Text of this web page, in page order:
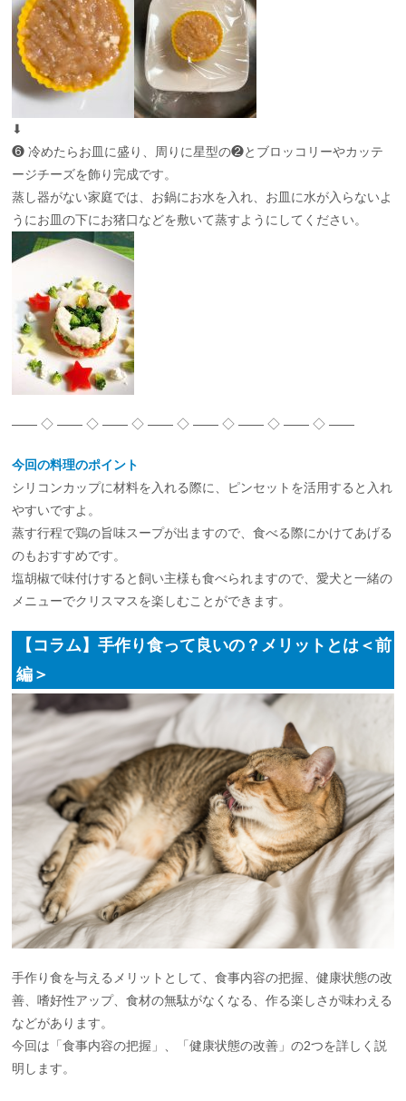
⬇︎
❻ 冷めたらお皿に盛り、周りに星型の❷とブロッコリーやカッテ
ージチーズを飾り完成です。
蒸し器がない家庭では、お鍋にお水を入れ、お皿に水が入らないよ
うにお皿の下にお猪口などを敷いて蒸すようにしてください。
—— ◇ —— ◇ —— ◇ —— ◇ —— ◇ —— ◇ —— ◇ ——
今回の料理のポイント
シリコンカップに材料を入れる際に、ピンセットを活用すると入れ
やすいですよ。
蒸す行程で鶏の旨味スープが出ますので、食べる際にかけてあげる
のもおすすめです。
塩胡椒で味付けすると飼い主様も食べられますので、愛犬と一緒の
メニューでクリスマスを楽しむことができます。
【コラム】手作り食って良いの？メリットとは＜前
編＞
手作り食を与えるメリットとして、食事内容の把握、健康状態の改
善、嗜好性アップ、食材の無駄がなくなる、作る楽しさが味わえる
などがあります。
今回は「食事内容の把握」、「健康状態の改善」の2つを詳しく説
明します。